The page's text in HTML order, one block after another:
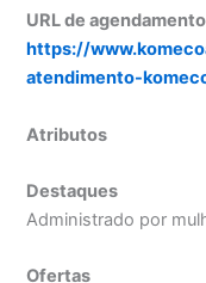
URL de agendamento
https://
atendimento-
Atributos
Destaques
Administrado por
Ofertas